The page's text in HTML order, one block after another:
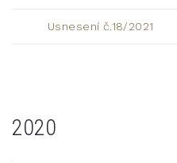
Usnesení č.18/2021
2020